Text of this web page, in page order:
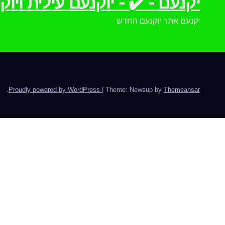
יקנעם אתר יוקנעם החדש
Proudly powered by WordPress Theme: Newsup by Themeansar
.